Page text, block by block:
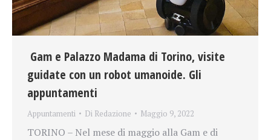
Gam e Palazzo Madama di Torino, visite
guidate con un robot umanoide. Gli
appuntamenti
Appuntamenti Di Redazione Maggio 9, 2022
TORINO – Nel mese di maggio alla Gam e di